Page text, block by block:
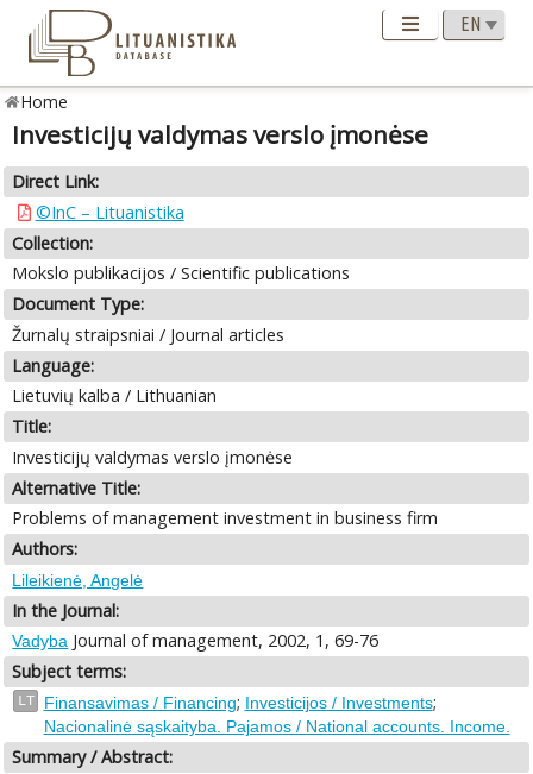
Home
Investicijų valdymas verslo įmonėse
Direct Link:
©InC – Lituanistika
Collection:
Mokslo publikacijos / Scientific publications
Document Type:
Žurnalų straipsniai / Journal articles
Language:
Lietuvių kalba / Lithuanian
Title:
Investicijų valdymas verslo įmonėse
Alternative Title:
Problems of management investment in business firm
Authors:
Lileikienė, Angelė
In the Journal:
Vadyba Journal of management, 2002, 1, 69-76
Subject terms:
LT Finansavimas / Financing; Investicijos / Investments;
Nacionalinė sąskaityba. Pajamos / National accounts. Income.
Summary / Abstract: